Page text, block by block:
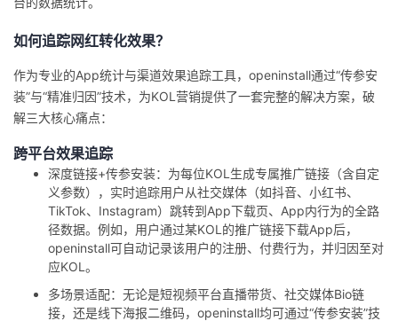
如何追踪网红转化效果？
作为专业的App统计与渠道效果追踪工具， openinstall通过“传参安
装”与“精准归因”技术，为KOL营销提供了一套完整的解决方案，破
解三大核心痛点：
跨平台效果追踪
深度链接+传参安装：为每位KOL生成专属推广链接（含自定
义参数），实时追踪用户从社交媒体（如抖音、小红书、
TikTok、Instagram）跳转到App下载页、App内行为的全路
径数据。例如，用户通过某KOL的推广链接下载App后，
openinstall可自动记录该用户的注册、付费行为，并归因至对
应KOL。
多场景适配：无论是短视频平台直播带货、社交媒体Bio链
接，还是线下海报二维码，openinstall均可通过“传参安装”技